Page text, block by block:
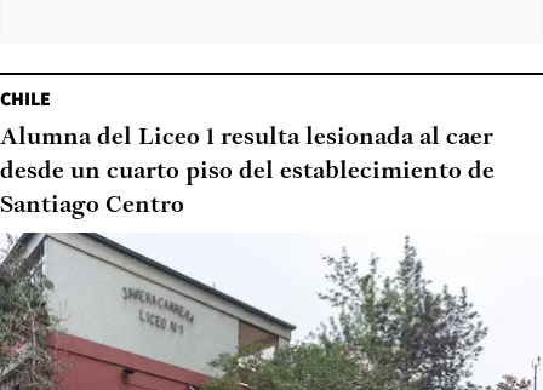
CHILE
Alumna del Liceo 1 resulta lesionada al caer
desde un cuarto piso del establecimiento de
Santiago Centro